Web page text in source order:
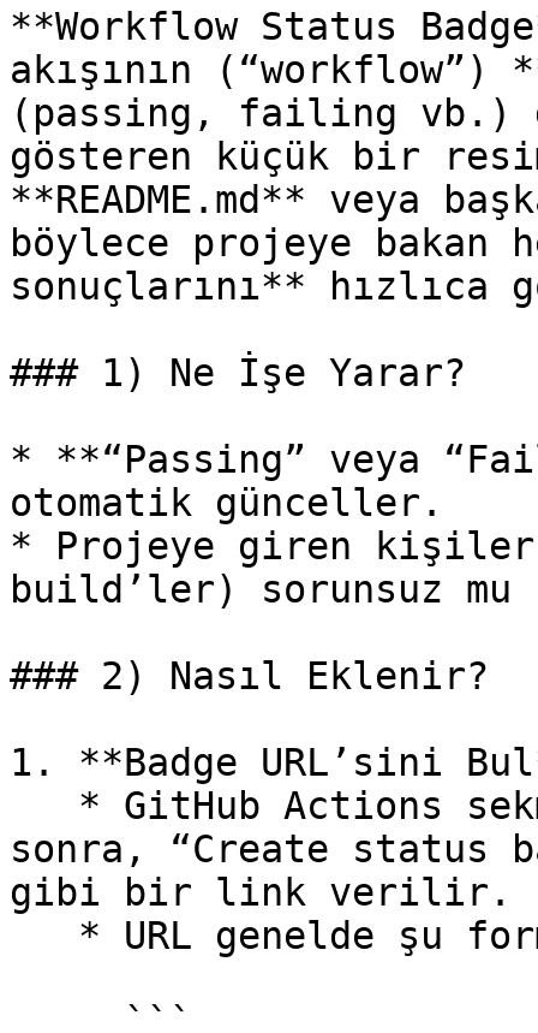
**Workflow Status
akışının (“workflow”)
(passing, failing vb.)
gösteren küçük bir
**README.md** veya
böylece projeye bakan
sonuçlarını**
### 1) Ne İşe Yarar?
* **“Passing” veya
otomatik günceller.
* Projeye giren
build’ler) sorunsuz
### 2) Nasıl Eklenir?
1. **Badge URL’sini
sonra, “Create status
gibi bir link verilir.